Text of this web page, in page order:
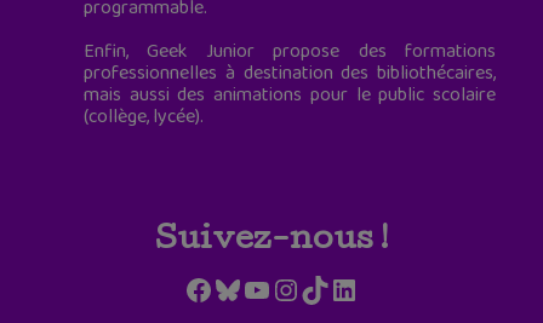
programmable.
Enfin, Geek Junior propose des formations
professionnelles à destination des bibliothécaires,
mais aussi des animations pour le public scolaire
(collège, lycée).
Suivez-nous !
Facebook
Bluesky
YouTube
Instagram
TikTokLinkedIn